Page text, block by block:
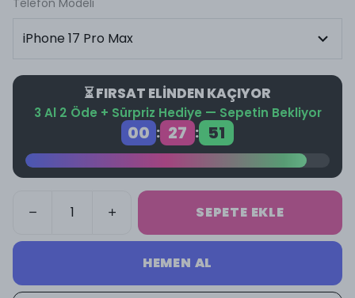
Telefon Modeli
⏳ FIRSAT ELİNDEN KAÇIYOR
3 Al 2 Öde + Sürpriz Hediye — Sepetin Bekliyor
00 : 27 : 50
SEPETE EKLE
HEMEN AL